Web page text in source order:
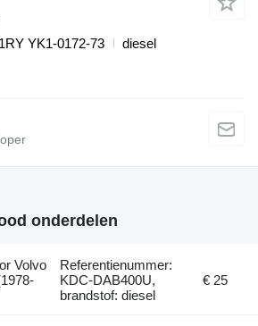
YK1-0172-73
diesel
onderdelen
Volvo
Referentienummer:
KDC-DAB400U,
brandstof: diesel
€ 25